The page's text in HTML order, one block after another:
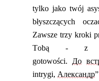
tylko jako twój
błyszczących
Zawsze trzy kroki
Tobą - z
gotowości.До
intrygi, Александр”